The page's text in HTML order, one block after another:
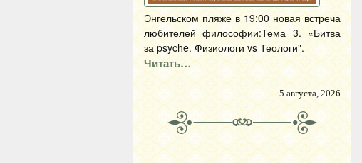
Энгельском пляже в 19:00 новая встреча
любителей философии:Тема 3. «Битва
за psyche. Физиологи vs Теологи".
Читать…
5 августа, 2026